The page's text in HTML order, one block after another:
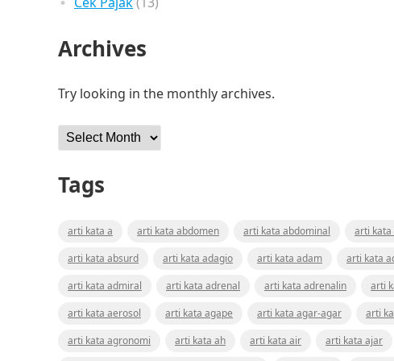
Archives
Try looking in the monthly archives.
Archives
Tags
arti kata a arti kata abdomen arti kata abdominal arti kata
arti kata absurd
arti kata adagio arti kata adam arti kata
arti kata admiral
arti kata adrenal arti kata adrenalin arti
arti kata aerosol
arti kata agape arti kata agar-agar arti
arti kata agronomi
arti kata ah arti kata air arti kata ajar